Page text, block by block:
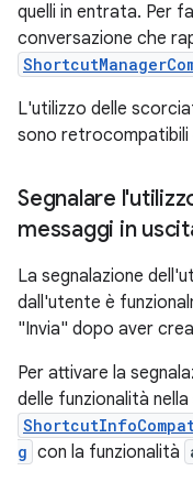
quelli in entrata. Per
conversazione che
L'utilizzo delle
sono retrocompatibili
Segnalare
messaggi in
La segnalazione
dall'utente è
"Invia" dopo aver
Per attivare la
delle funzionalità
g con la funzionalità